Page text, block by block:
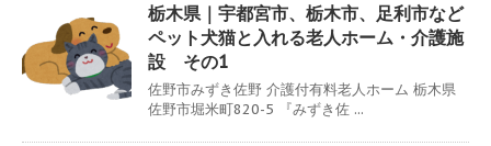
栃木県｜宇都宮市、栃木市、足利市など
ペット犬猫と入れる老人ホーム・介護施
設 その1
佐野市みずき佐野 介護付有料老人ホーム 栃木県
佐野市堀米町820-5 『みずき佐 ...